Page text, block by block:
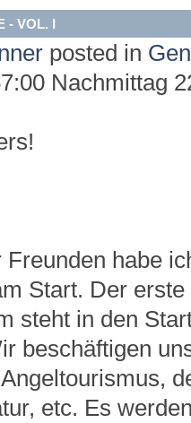
- VOL. I
posted in
Nachmittag
habe
Start. Der
steht in den
beschäftigen
etc. Es